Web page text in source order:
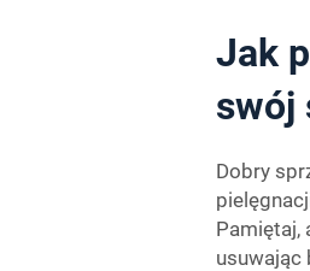
Jak
swój
Dobry
Pamiętaj,
usuwając